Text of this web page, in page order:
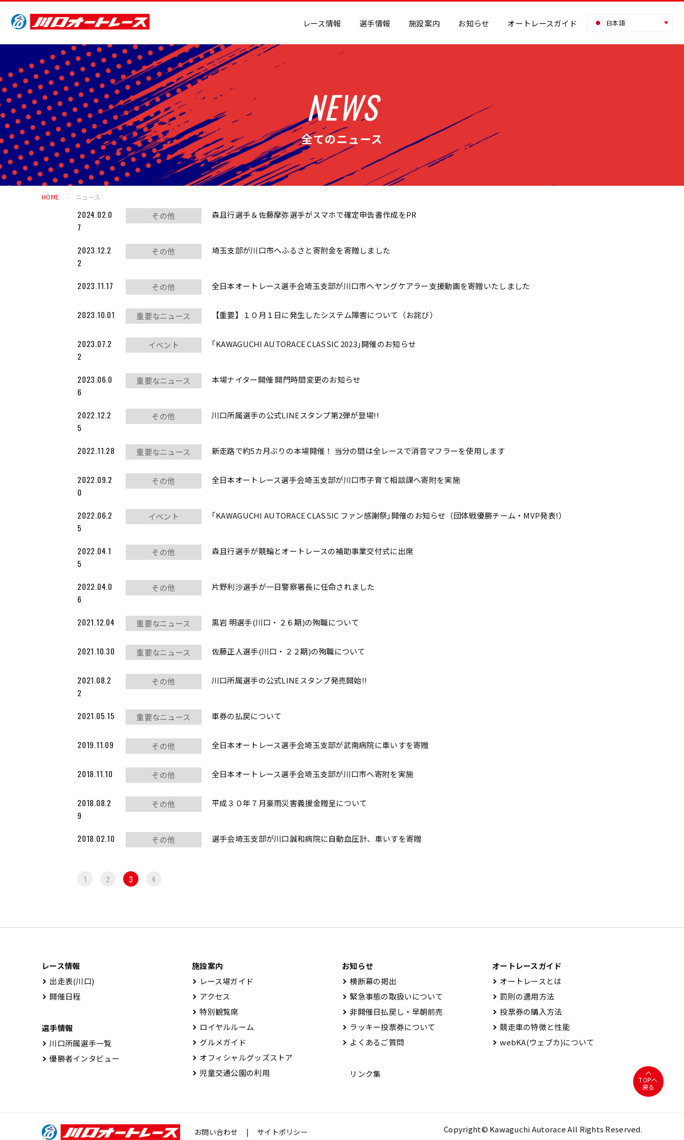
レース情報 選手情報 施設案内 お知らせ オートレースガイド 日本語
NEWS
全てのニュース
HOME ニュース
2024.02.0
7
その他 森且行選手＆佐藤摩弥選手がスマホで確定申告書作成をPR
2023.12.2
2
その他 埼玉支部が川口市へふるさと寄附金を寄贈しました
2023.11.17 その他 全日本オートレース選手会埼玉支部が川口市へヤングケアラー支援動画を寄贈いたしました
2023.10.01 重要なニュース 【重要】１０月１日に発生したシステム障害について（お詫び）
2023.07.2
2
イベント ｢KAWAGUCHI AUTORACE CLASSIC 2023｣開催のお知らせ
2023.06.0
6
重要なニュース 本場ナイター開催 開門時間変更のお知らせ
2022.12.2
5
その他 川口所属選手の公式LINEスタンプ第2弾が登場!!
2022.11.28 重要なニュース 新走路で約5カ月ぶりの本場開催！ 当分の間は全レースで消音マフラーを使用します
2022.09.2
0
その他 全日本オートレース選手会埼玉支部が川口市子育て相談課へ寄附を実施
2022.06.2
5
イベント ｢KAWAGUCHI AUTORACE CLASSIC ファン感謝祭｣開催のお知らせ（団体戦優勝チーム・MVP発表!）
2022.04.1
5
その他 森且行選手が競輪とオートレースの補助事業交付式に出席
2022.04.0
6
その他 片野利沙選手が一日警察署長に任命されました
2021.12.04 重要なニュース 黒岩 明選手(川口・２６期)の殉職について
2021.10.30 重要なニュース 佐藤正人選手(川口・２２期)の殉職について
2021.08.2
2
その他 川口所属選手の公式LINEスタンプ発売開始!!
2021.05.15 重要なニュース 車券の払戻について
2019.11.09 その他 全日本オートレース選手会埼玉支部が武南病院に車いすを寄贈
2018.11.10 その他 全日本オートレース選手会埼玉支部が川口市へ寄附を実施
2018.08.2
9
その他 平成３０年７月豪雨災害義援金贈呈について
2018.02.10 その他 選手会埼玉支部が川口誠和病院に自動血圧計、車いすを寄贈
1 2 3 4
レース情報
出⾛表(川⼝)
開催⽇程
選手情報
川口所属選手一覧
優勝者インタビュー
施設案内
レース場ガイド
アクセス
特別観覧席
ロイヤルルーム
グルメガイド
オフィシャルグッズストア
児童交通公園の利用
お知らせ
横断幕の掲出
緊急事態の取扱いについて
非開催日払戻し・早朝前売
ラッキー投票券について
よくあるご質問
リンク集
オートレースガイド
オートレースとは
罰則の適用方法
投票券の購入方法
競走車の特徴と性能
webKA(ウェブカ)について
TOPへ
戻る
お問い合わせ サイトポリシー Copyright© Kawaguchi Autorace All Rights Reserved.